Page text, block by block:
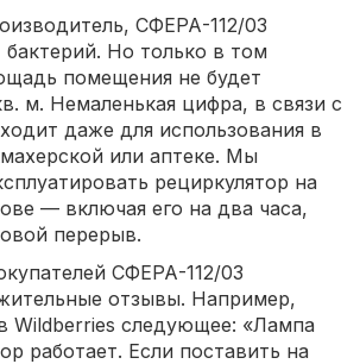
СФЕРА-112/03
Но только в том
помещения не будет
м. Немаленькая цифра, в связи с
даже для использования в
или аптеке. Мы
рециркулятор на
— включая его на два часа,
перерыв.
СФЕРА-112/03
отзывы. Например,
Wildberries следующее: «Лампа
работает. Если поставить на